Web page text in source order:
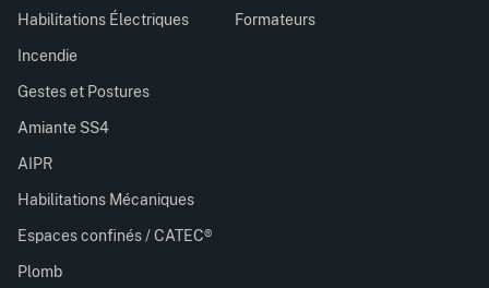
Habilitations Électriques
Incendie
Gestes et Postures
Amiante SS4
AIPR
Habilitations Mécaniques
Espaces confinés / CATEC®
Plomb
Formateurs